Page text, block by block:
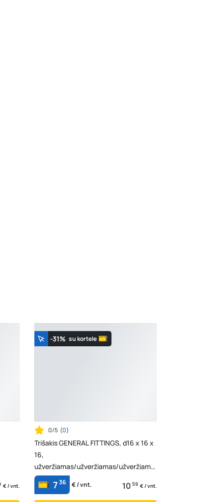
€ / vnt.
-31% su kortele
0/5 (0)
Trišakis GENERAL FITTINGS, d16 x 16 x
16,
užveržiamas/užveržiamas/užveržiama
s 88.04.515
736 € / vnt. 10 59 € / vnt.